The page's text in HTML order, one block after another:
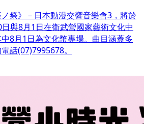
祭》－日本動漫交響音樂會3，將於
與8月1日在衛武營國家藝術文化中
8月1日為文化幣專場。曲目涵蓋多
話(07)7995678。